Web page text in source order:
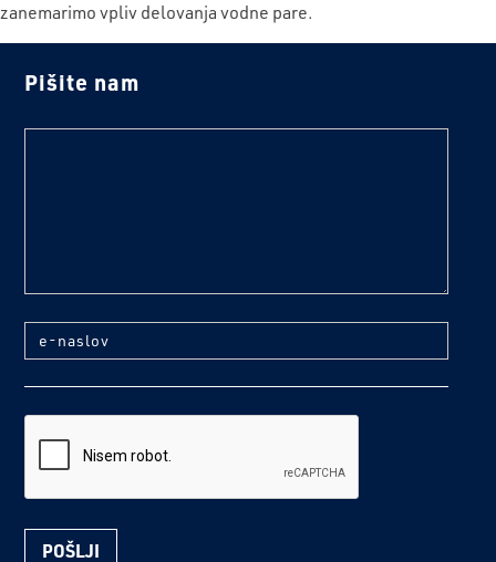
zanemarimo vpliv delovanja vodne pare.
Pišite nam
e-naslov